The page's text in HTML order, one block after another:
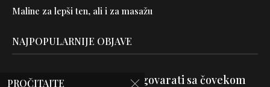
Maline za lepši ten, ali i za masažu
NAJPOPULARNIJE OBJAVE
Velika je veština znati razgovarati sa čovekom
PROČITAJTE